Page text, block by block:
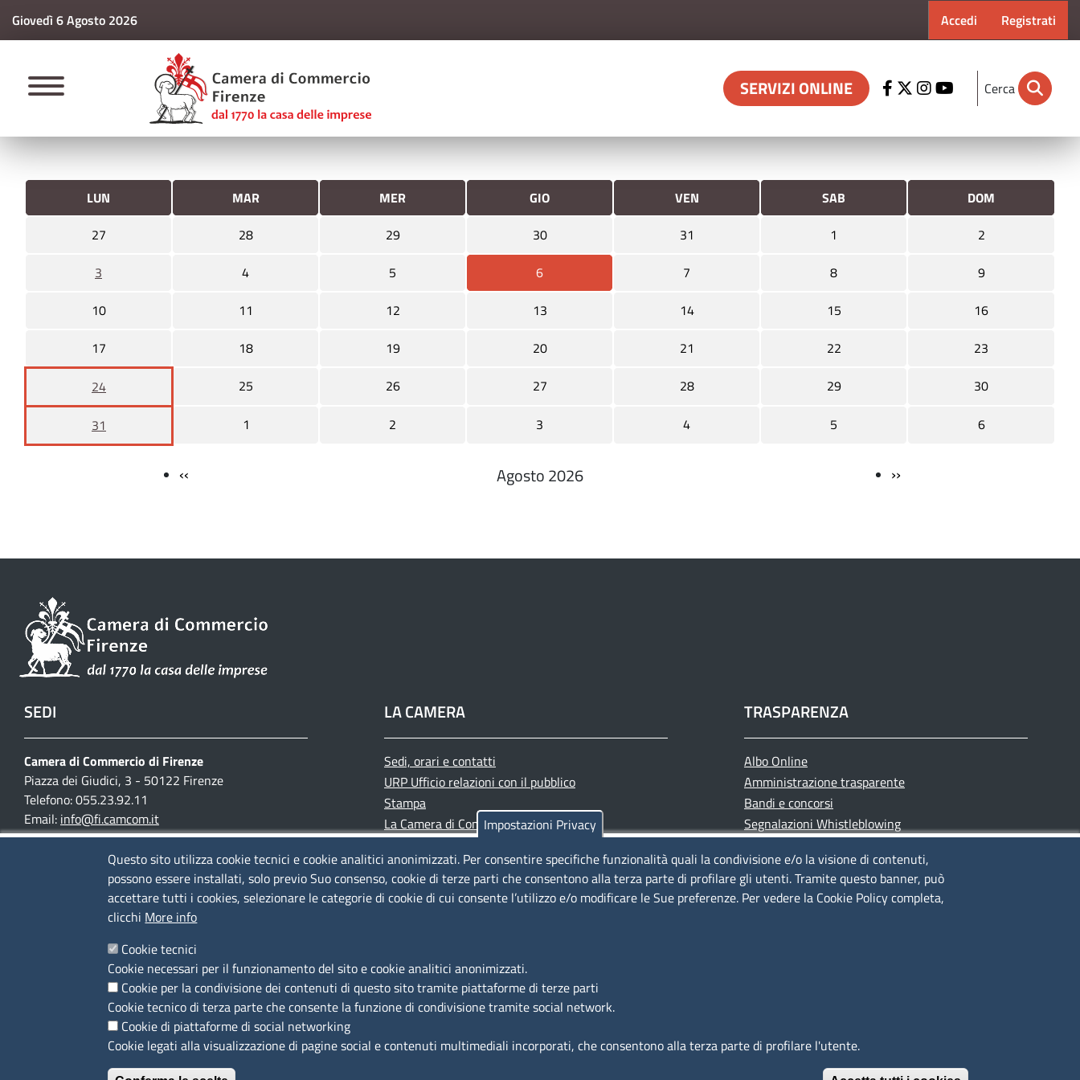
Giovedì 6 Agosto 2026 Menu profilo
Accedi Registrati
CAMERE DI COMMERCIO D'ITALIA
SERVIZI ONLINE Cerca
LUN MAR MER GIO VEN SAB
DOM
27
28 29 30 31 1
2
3
4 5 6 7 8
9
10
11 12 13 14 15
16
17
18 19 20 21 22
23
24
25 26 27 28 29 30
31 1 2 3 4 5 6
Paginazione
‹‹ ››
Agosto 2026
SEDI
Camera di Commercio di Firenze
Piazza dei Giudici, 3 - 50122 Firenze
Telefono: 055.23.92.11
Email: info@fi.camcom.it
Posta elettronica certificata:
cciaa.firenze@fi.legalmail.camcom.it
Partita IVA 03097420487
Codice fiscale 80002690487
Accesso riservato
LA CAMERA
Sedi, orari e contatti
URP Ufficio relazioni con il pubblico
Stampa
La Camera di Commercio oggi
Siti tematici
TRASPARENZA
Albo Online
Amministrazione trasparente
Bandi e concorsi
Segnalazioni Whistleblowing
IBAN e pagamenti informatici
Informative privacy e cookie
Verifiche PA
Impostazioni Privacy
Questo sito utilizza cookie tecnici e cookie analitici anonimizzati. Per consentire specifiche funzionalità quali la condivisione e/o la visione di contenuti,
possono essere installati, solo previo Suo consenso, cookie di terze parti che consentono alla terza parte di profilare gli utenti. Tramite questo banner, può
accettare tutti i cookies, selezionare le categorie di cookie di cui consente l’utilizzo e/o modificare le Sue preferenze. Per vedere la Cookie Policy completa,
clicchi More info
Cookie tecnici
Cookie necessari per il funzionamento del sito e cookie analitici anonimizzati.
Cookie per la condivisione dei contenuti di questo sito tramite piattaforme di terze parti
Cookie tecnico di terza parte che consente la funzione di condivisione tramite social network.
Cookie di piattaforme di social networking
Cookie legati alla visualizzazione di pagine social e contenuti multimediali incorporati, che consentono alla terza parte di profilare l'utente.